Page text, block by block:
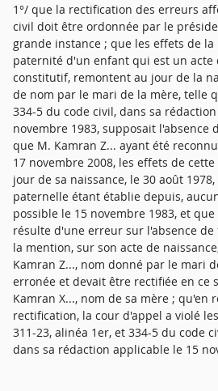
1°/ que la rectification des erreurs
civil doit être ordonnée par le
grande instance ; que les effets de
paternité d'un enfant qui est un acte
constitutif, remontent au jour de la
de nom par le mari de la mère, telle
334-5 du code civil, dans sa
novembre 1983, supposait l'absence
que M. Kamran Z... ayant été
17 novembre 2008, les effets de
jour de sa naissance, le 30 août
paternelle étant établie depuis,
possible le 15 novembre 1983, et
résulte d'une erreur sur l'absence
la mention, sur son acte de
Kamran Z..., nom donné par le mari
erronée et devait être rectifiée en ce
Kamran X..., nom de sa mère ; qu'en
rectification, la cour d'appel a violé
311-23, alinéa 1er, et 334-5 du code
dans sa rédaction applicable le 15